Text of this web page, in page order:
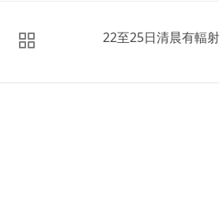
22至25日清晨有輻